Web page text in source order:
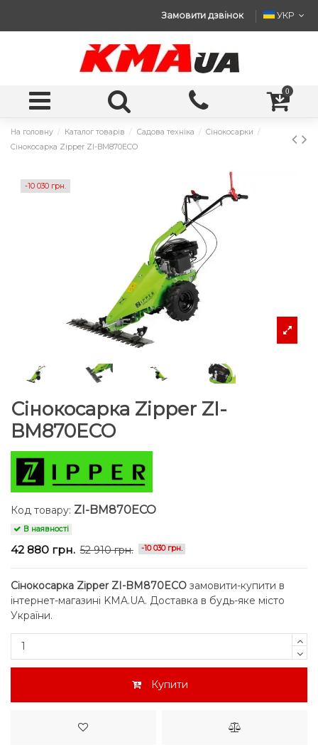
Замовити дзвінок УКР
0
На головну Каталог товарів Садова техніка
Сінокосарки
Сінокосарка Zipper ZI-BM870ECO
-10 030 грн.
Сінокосарка Zipper ZI-
BM870ECO
Код товару: ZI-BM870ECO
В наявності
42 880 грн. 52 910 грн. -10 030 грн.
Сінокосарка Zipper ZI-BM870ECO замовити-купити в
інтернет-магазині KMA.UA. Доставка в будь-яке місто
України.
Купити